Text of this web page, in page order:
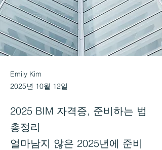
Emily Kim
2025년 10월 12일
2025 BIM 자격증, 준비하는 법
총정리
얼마남지 않은 2025년에 준비